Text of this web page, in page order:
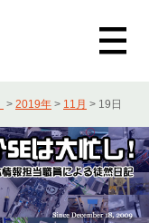
> 2019年 > 11月 > 19日